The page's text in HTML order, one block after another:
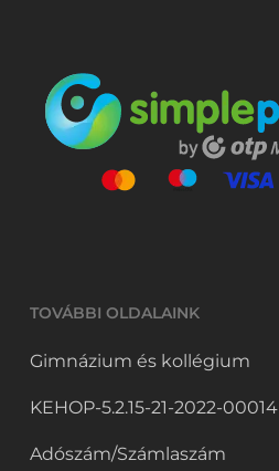
TOVÁBBI OLDALAINK
Gimnázium és kollégium
KEHOP-5.2.15-21-2022-00014
Adószám/Számlaszám